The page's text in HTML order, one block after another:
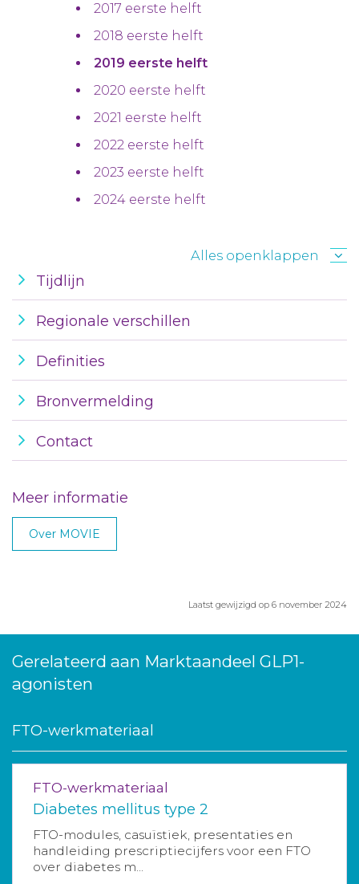
2017 eerste helft
2018 eerste helft
2019 eerste helft
2020 eerste helft
2021 eerste helft
2022 eerste helft
2023 eerste helft
2024 eerste helft
Alles openklappen
Tijdlijn
Regionale verschillen
Definities
Bronvermelding
Contact
Meer informatie
Over MOVIE
Laatst gewijzigd op 6 november 2024
Gerelateerd aan Marktaandeel GLP1-
agonisten
FTO-werkmateriaal
FTO-werkmateriaal
Diabetes mellitus type 2
FTO-modules, casuïstiek, presentaties en
handleiding prescriptiecijfers voor een FTO
over diabetes m...